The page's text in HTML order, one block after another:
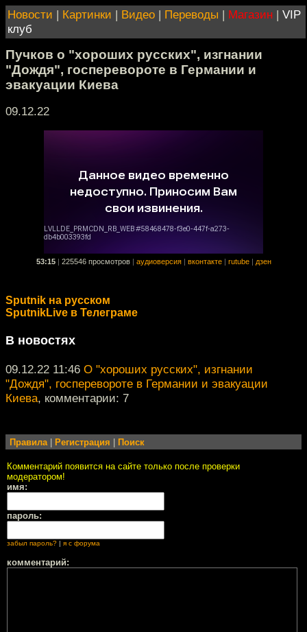
Новости | Картинки | Видео | Переводы | Магазин | VIP
клуб
Пучков о "хороших русских", изгнании
"Дождя", госперевороте в Германии и
эвакуации Киева
09.12.22
53:15 225546 просмотров аудиоверсия вконтакте rutube дзен
Sputnik на русском
SputnikLive в Телеграме
В новостях
09.12.22 11:46 О "хороших русских", изгнании
"Дождя", госперевороте в Германии и эвакуации
Киева, комментарии: 7
Правила| Регистрация Поиск
Комментарий появится на сайте только после проверки
модератором!
имя:
пароль:
забыл пароль? я с форума
комментарий: